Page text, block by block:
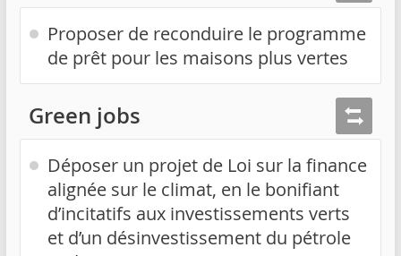
Proposer de reconduire le programme
de prêt pour les maisons plus vertes
Green jobs
Déposer un projet de Loi sur la finance
alignée sur le climat, en le bonifiant
d’incitatifs aux investissements verts
et d’un désinvestissement du pétrole